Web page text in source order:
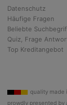
Datenschutz
Häufige Fragen
Beliebte
Quiz, Frage
Top Kreditangebot
quality made
prowdly presented